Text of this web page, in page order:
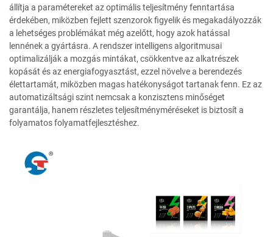
állítja a paramétereket az optimális teljesítmény fenntartása
érdekében, miközben fejlett szenzorok figyelik és megakadályozzák
a lehetséges problémákat még azelőtt, hogy azok hatással
lennének a gyártásra. A rendszer intelligens algoritmusai
optimalizálják a mozgás mintákat, csökkentve az alkatrészek
kopását és az energiafogyasztást, ezzel növelve a berendezés
élettartamát, miközben magas hatékonyságot tartanak fenn. Ez az
automatizáltsági szint nemcsak a konzisztens minőséget
garantálja, hanem részletes teljesítményméréseket is biztosít a
folyamatos folyamatfejlesztéshez.